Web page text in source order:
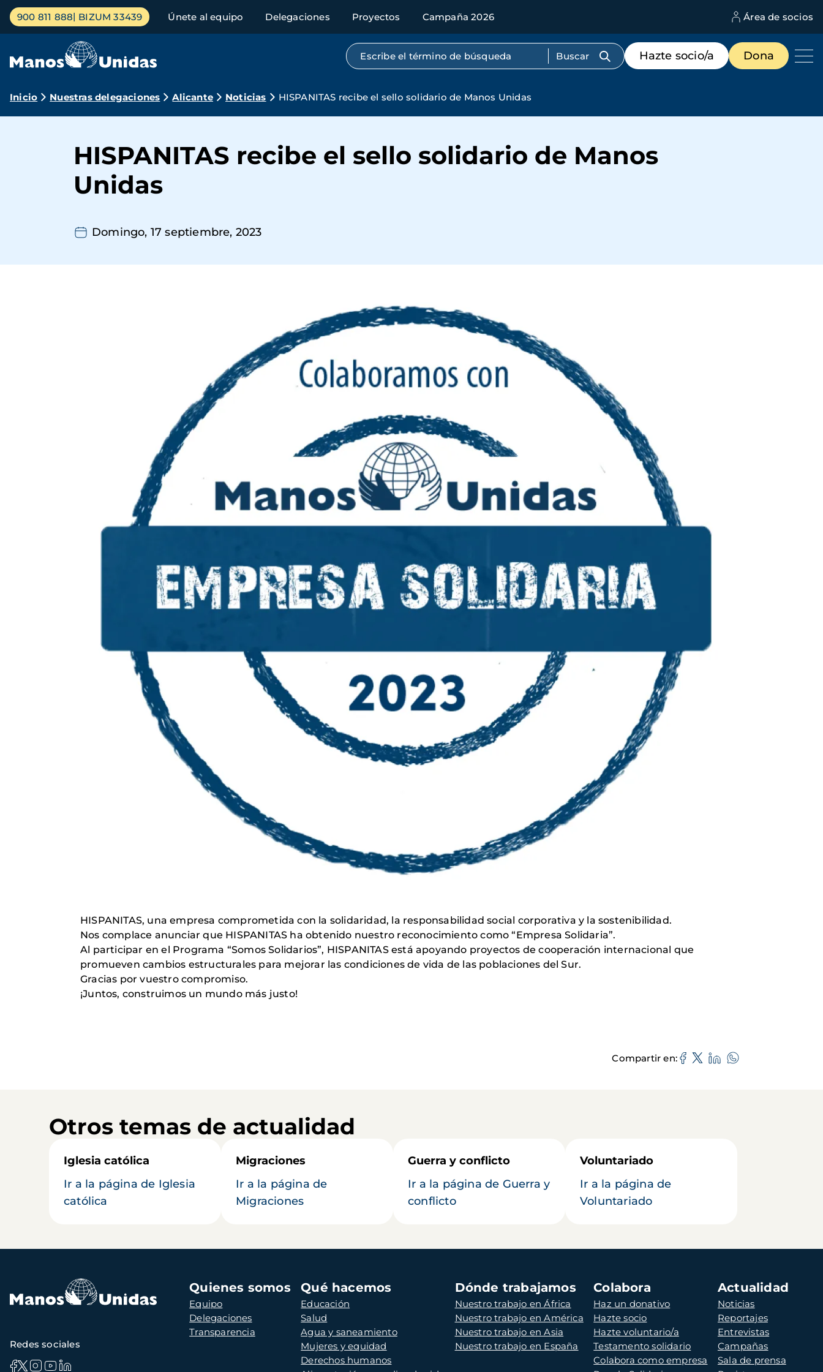
Pasar
contenido
Menú
principal
900 811 888 BIZUM 33439 Únete al equipo Delegaciones Proyectos Campaña 2026 Área de socios
Búsqueda por texto completo
Menú
de
destacados
Hazte socio/a Dona
Ruta
navegación
Inicio Nuestras delegaciones Alicante Noticias HISPANITAS recibe el sello solidario de Manos Unidas
HISPANITAS recibe el sello solidario de Manos
Unidas
Domingo, 17 septiembre, 2023
HISPANITAS, una empresa comprometida con la solidaridad, la responsabilidad social corporativa y la sostenibilidad.
Nos complace anunciar que HISPANITAS ha obtenido nuestro reconocimiento como “Empresa Solidaria”.
Al participar en el Programa “Somos Solidarios”, HISPANITAS está apoyando proyectos de cooperación internacional que
promueven cambios estructurales para mejorar las condiciones de vida de las poblaciones del Sur.
Gracias por vuestro compromiso.
¡Juntos, construimos un mundo más justo!
Compartir en
Otros temas de actualidad
Iglesia católica
Ir a la página de Iglesia
católica
Migraciones
Ir a la página de
Migraciones
Guerra y conflicto
Ir a la página de Guerra y
conflicto
Voluntariado
Ir a la página de
Voluntariado
Navegación
principal
Quienes somos
Equipo
Delegaciones
Transparencia
Qué hacemos
Educación
Salud
Agua y saneamiento
Mujeres y equidad
Derechos humanos
Dónde trabajamos
Nuestro trabajo en África
Nuestro trabajo en América
Nuestro trabajo en Asia
Nuestro trabajo en España
Colabora
Haz un donativo
Hazte socio
Hazte voluntario/a
Testamento solidario
Colabora como empresa
Actualidad
Noticias
Reportajes
Entrevistas
Campañas
Sala de prensa
Redes sociales